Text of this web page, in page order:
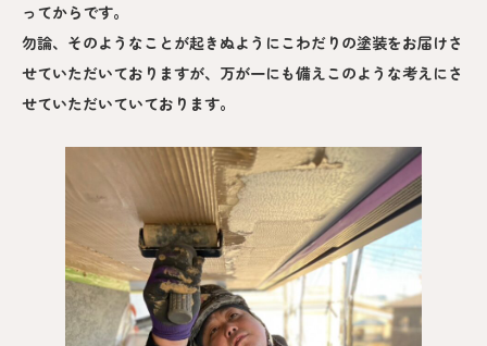
ってからです。
勿論、そのようなことが起きぬようにこわだりの塗装をお届けさ
せていただいておりますが、万が一にも備えこのような考えにさ
せていただいていております。